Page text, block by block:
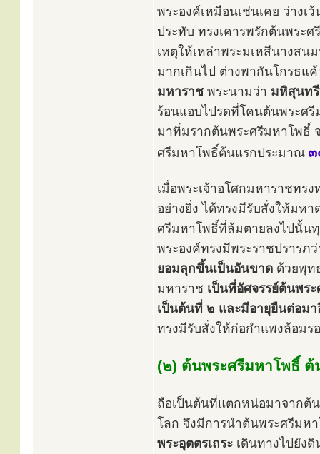
พระองค์เหมือนเช่นเคย ว่าง
ประทับ ทรงเคารพรักต้นพระศ
เหตุให้เหล่าพระมเหสีนางสน
มากเกินไป ต่างพากันโกรธ
มหาราช พระนามว่า มหิสุนท
ร้อนแอบไปรดที่โคนต้นพระศรี
มาทิ่มรากต้นพระศรีมหาโพธิ์
ศรีมหาโพธิ์ต้นแรกประมาณ ๓
เมื่อพระเจ้าอโศกมหาราชท
อย่างยิ่ง ได้ทรงมีรับสั่งให้มห
ศรีมหาโพธิ์ที่ล้มตายลงไปนั้น
พระองค์ทรงมีพระราชปรารภ
ยอมลุกขึ้นเป็นอันขาด ด้วยพุท
มหาราช เป็นที่อัศจรรย์ต้นพร
เป็นต้นที่ ๒ และมีอายุยืนต่อม
ทรงมีรับสั่งให้ก่อกำแพงล้อมร
(๒) ต้นพระศรีมหาโพธิ์ ต้
ถือเป็นต้นที่แตกหน่อมาจากต้
โลก จึงมีการนำต้นพระศรีมห
พระอุตตรเถระ เดินทางไปยัง